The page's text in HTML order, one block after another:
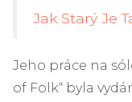
Jak Starý Je
Jeho práce na
of Folk“ byla